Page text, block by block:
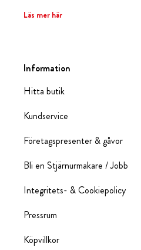
Läs mer här
Information
Hitta butik
Kundservice
Företagspresenter & gåvor
Bli en Stjärnurmakare / Jobb
Integritets- & Cookiepolicy
Pressrum
Köpvillkor